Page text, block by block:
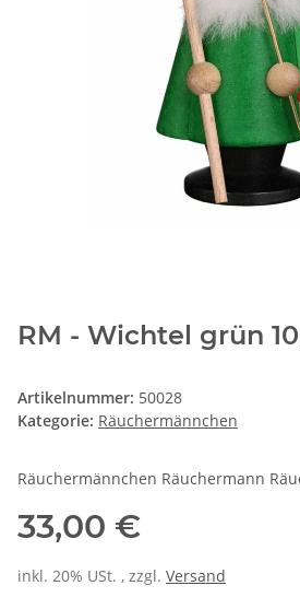
RM - Wichtel grün
Artikelnummer: 50028
Kategorie: Räuchermännchen
Räuchermännchen Räuchermann
33,00 €
inkl. 20% USt. , zzgl. Versand